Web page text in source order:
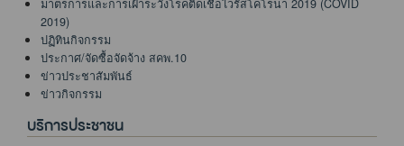
2019)
ปฏิทินกิจกรรม
ประกาศ/จัดซื้อจัดจ้าง สคพ.10
ข่าวประชาสัมพันธ์
ข่าวกิจกรรม
บริการประชาชน